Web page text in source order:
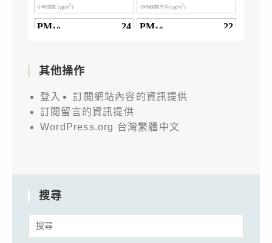
其他操作
登入
訂閱網站內容的資訊提供
訂閱留言的資訊提供
WordPress.org 台灣繁體中文
搜尋
Search